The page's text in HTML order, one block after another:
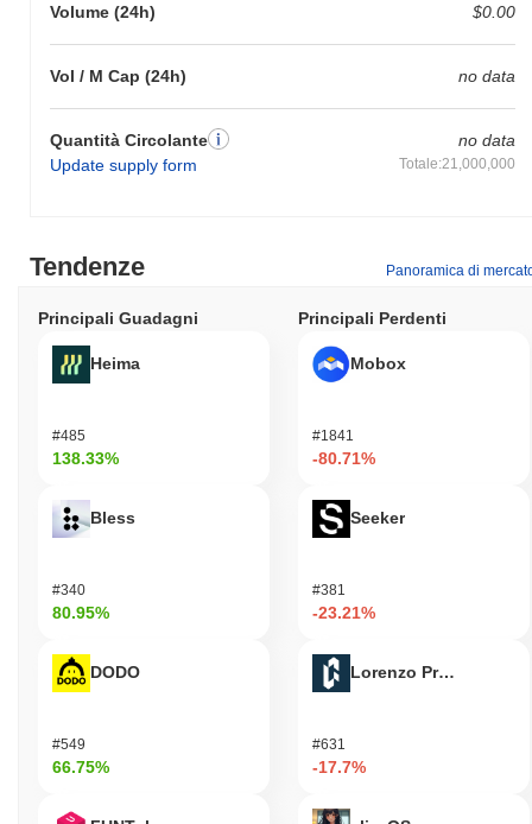
Volume (24h) $0.00
Vol / M Cap (24h) no data
Quantità Circolante
Update supply form
no data
Totale:21,000,000
Tendenze Panoramica di
Principali Guadagni
Heima
#485
138.33%
Bless
#340
80.95%
DODO
#549
66.75%
Principali Perdenti
Mobox
#1841
-80.71%
Seeker
#381
-23.21%
Lorenzo Protocol
#631
-17.7%